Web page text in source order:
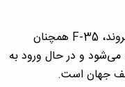
با قیمت تقریبی ۱۶۰ میلیون دلار برای هر فروند، F-35 همچنان
و در حال ورود به
جهان است.